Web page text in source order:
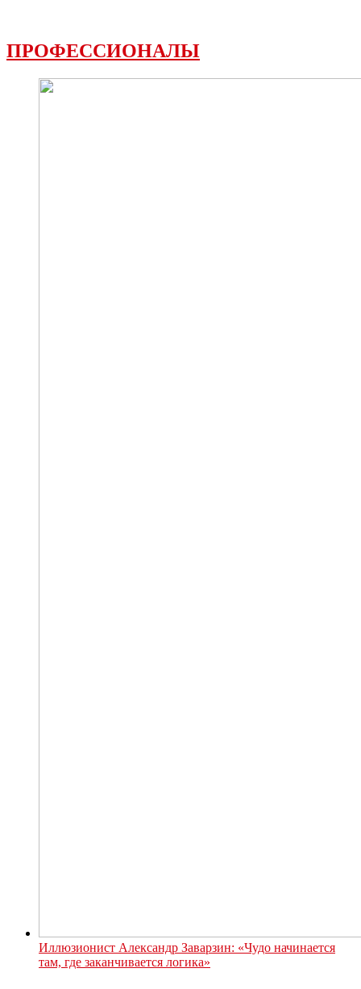
ПРОФЕССИОНАЛЫ
Иллюзионист Александр Заварзин: «Чудо начинается
там, где заканчивается логика»